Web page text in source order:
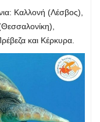
Καλλονή (Λέσβος),
και Κέρκυρα.